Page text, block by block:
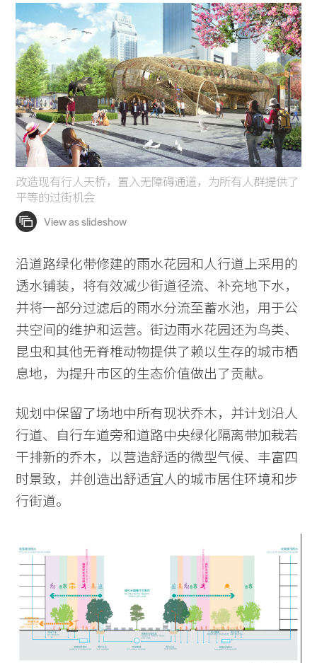
改造现有行人天桥，置入无障碍通道，为所有人群提供了
平等的过街机会
沿道路绿化带修建的雨水花园和人行道上采用的
透水铺装，将有效减少街道径流、补充地下水，
并将一部分过滤后的雨水分流至蓄水池，用于公
共空间的维护和运营。街边雨水花园还为鸟类、
昆虫和其他无脊椎动物提供了赖以生存的城市栖
息地，为提升市区的生态价值做出了贡献。
规划中保留了场地中所有现状乔木，并计划沿人
行道、自行车道旁和道路中央绿化隔离带加栽若
干排新的乔木，以营造舒适的微型气候、丰富四
时景致，并创造出舒适宜人的城市居住环境和步
行街道。